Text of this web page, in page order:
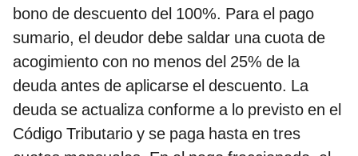
bono de descuento del 100%. Para el pago
sumario, el deudor debe saldar una cuota de
acogimiento con no menos del 25% de la
deuda antes de aplicarse el descuento. La
deuda se actualiza conforme a lo previsto en el
Código Tributario y se paga hasta en tres